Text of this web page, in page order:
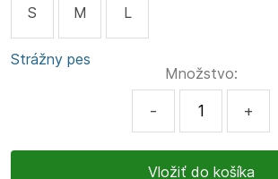
S
M L
Strážny pes
Množstvo:
- +